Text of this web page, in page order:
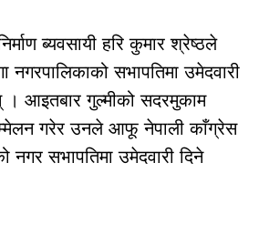
ब्यवसायी हरि कुमार श्रेष्ठले
सभापतिमा उमेदवारी
। आइतबार गुल्मीको सदरमुकाम
गरेर उनले आफू नेपाली काँग्रेस
नगर सभापतिमा उमेदवारी दिने